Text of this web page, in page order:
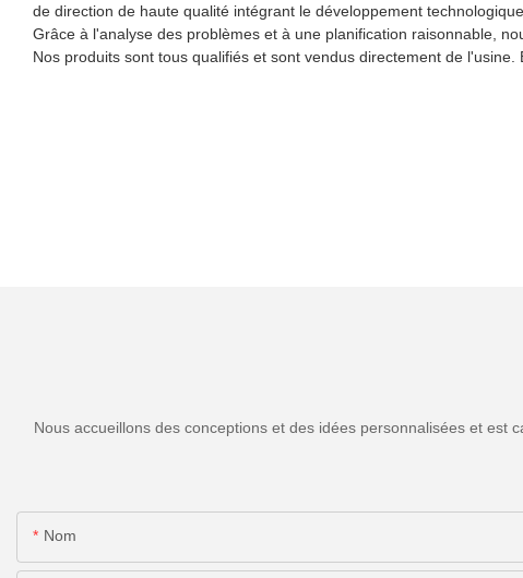
de direction de haute qualité intégrant le développement
Grâce à l'analyse des problèmes et à une planification raisonnable,
Nos produits sont tous qualifiés et sont vendus directement de
Nous accueillons des conceptions et des idées personnalisées et
Nom